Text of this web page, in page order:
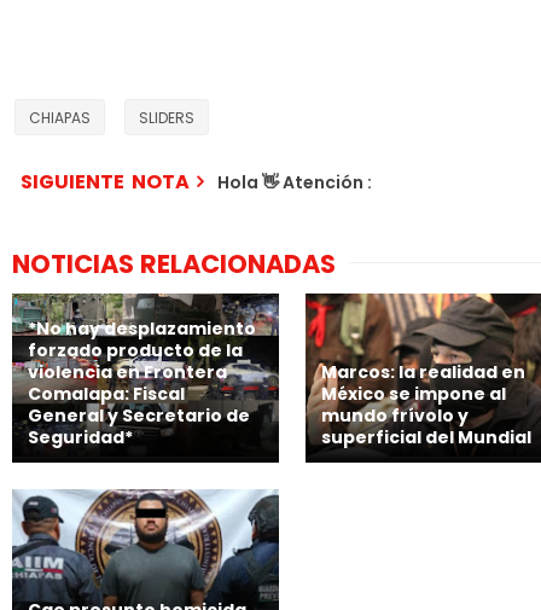
CHIAPAS SLIDERS
SIGUIENTE NOTA Hola 👋 Atención :
NOTICIAS RELACIONADAS
*No hay desplazamiento
forzado producto de la
violencia en Frontera
Comalapa: Fiscal
General y Secretario de
Seguridad*
Marcos: la realidad en
México se impone al
mundo frívolo y
superficial del Mundial